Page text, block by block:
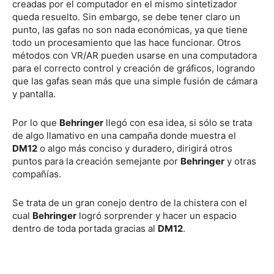
creadas por el computador en el mismo sintetizador
queda resuelto. Sin embargo, se debe tener claro un
punto, las gafas no son nada económicas, ya que tiene
todo un procesamiento que las hace funcionar. Otros
métodos con VR/AR pueden usarse en una computadora
para el correcto control y creación de gráficos, logrando
que las gafas sean más que una simple fusión de cámara
y pantalla.
Por lo que Behringer llegó con esa idea, si sólo se trata
de algo llamativo en una campaña donde muestra el
DM12 o algo más conciso y duradero, dirigirá otros
puntos para la creación semejante por Behringer y otras
compañías.
Se trata de un gran conejo dentro de la chistera con el
cual Behringer logró sorprender y hacer un espacio
dentro de toda portada gracias al DM12.